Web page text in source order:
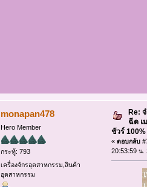
monapan478
Hero Member
กระทู้: 793
เครื่องจักรอุตสาหกรรม,สินค้า
อุตสาหกรรม
Re:
ฉีด เ
ชัวร์
«ตอบกลับ
20:53:59 น.